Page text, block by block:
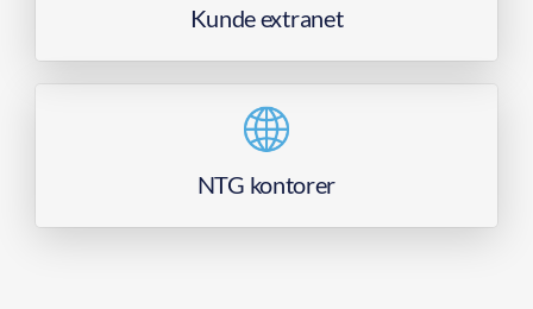
Kunde extranet
NTG kontorer